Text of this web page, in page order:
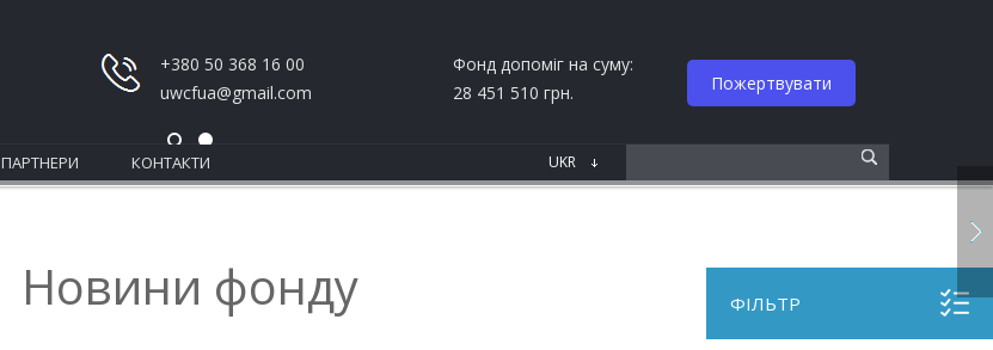
+380 50 368 16 00
uwcfua@gmail.com
Фонд допоміг на суму:
28 451 510 грн.
Пожертвувати
ПАРТНЕРИ КОНТАКТИ
ФІЛЬТР
Новини фонду